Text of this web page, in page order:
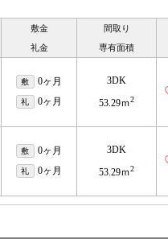
敷金
礼金
間取り
専有面積
敷 0ヶ月
礼 0ヶ月
3DK
53.29ｍ2
敷 0ヶ月
礼 0ヶ月
3DK
53.29ｍ2